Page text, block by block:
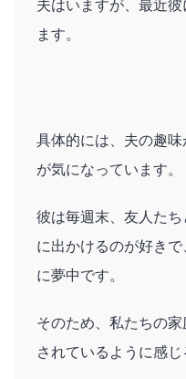
夫はいますが、最近
ます。
具体的には、夫の趣
が気になっています。
彼は毎週末、友人た
に出かけるのが好き
に夢中です。
そのため、私たちの
されているように感じ